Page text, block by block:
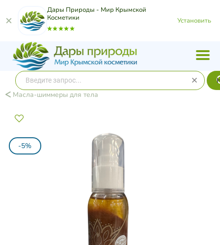
Дары Природы - Мир Крымской
Косметики
Установить
Масла-шиммеры для тела
-5%